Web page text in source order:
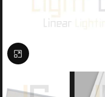
Click to enlarge